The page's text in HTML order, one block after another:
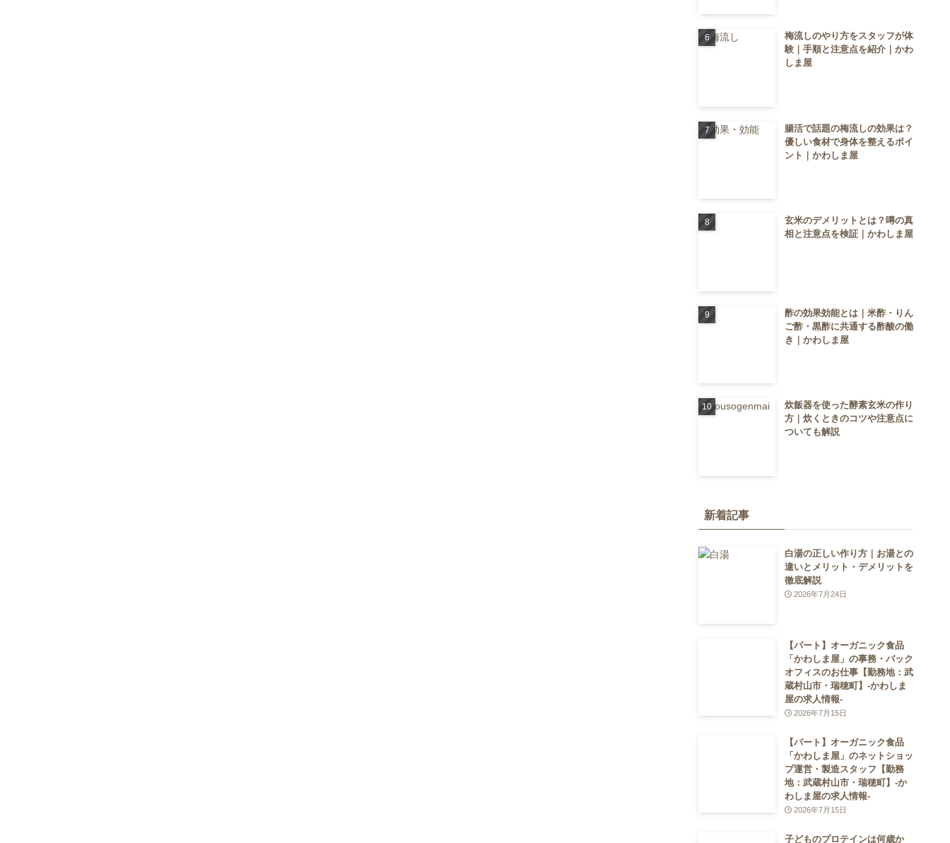
梅流しのやり方をスタッフが体
験｜手順と注意点を紹介｜かわ
しま屋
腸活で話題の梅流しの効果は？
優しい食材で身体を整えるポイ
ント｜かわしま屋
玄米のデメリットとは？噂の真
相と注意点を検証｜かわしま屋
酢の効果効能とは｜米酢・りん
ご酢・黒酢に共通する酢酸の働
き｜かわしま屋
炊飯器を使った酵素玄米の作り
方｜炊くときのコツや注意点に
ついても解説
新着記事
白湯の正しい作り方｜お湯との
違いとメリット・デメリットを
徹底解説
2026年7月24日
【パート】オーガニック食品
「かわしま屋」の事務・バック
オフィスのお仕事【勤務地：武
蔵村山市・瑞穂町】-かわしま
屋の求人情報-
2026年7月15日
【パート】オーガニック食品
「かわしま屋」のネットショッ
プ運営・製造スタッフ【勤務
地：武蔵村山市・瑞穂町】-か
わしま屋の求人情報-
2026年7月15日
子どものプロテインは何歳か